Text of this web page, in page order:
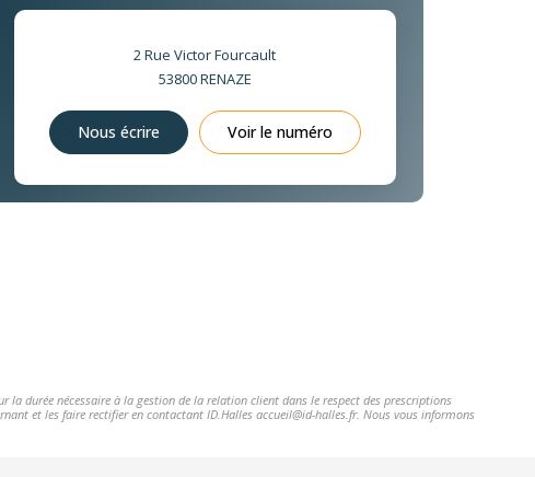
2 Rue Victor Fourcault
53800RENAZE
Nous écrire Voir le numéro
durée nécessaire à la gestion de la relation client dans le respect des prescriptions
et les faire rectifier en contactant ID.Halles accueil@id-halles.fr. Nous vous informons